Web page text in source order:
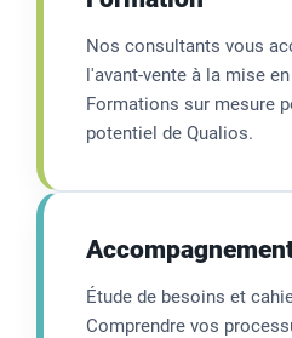
Nos consultants vous
l'avant-vente à la mise
Formations sur mesure
potentiel de Qualios.
Étude de besoins et
Comprendre vos